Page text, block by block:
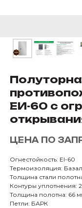
ЕИ-60 с
ЦЕНА ПО
Огнестойкость: EI-60
Термоизоляция:
Толщина стали
Контуры уплотнения:
Толщина полотна: 66
Петли: БАРК